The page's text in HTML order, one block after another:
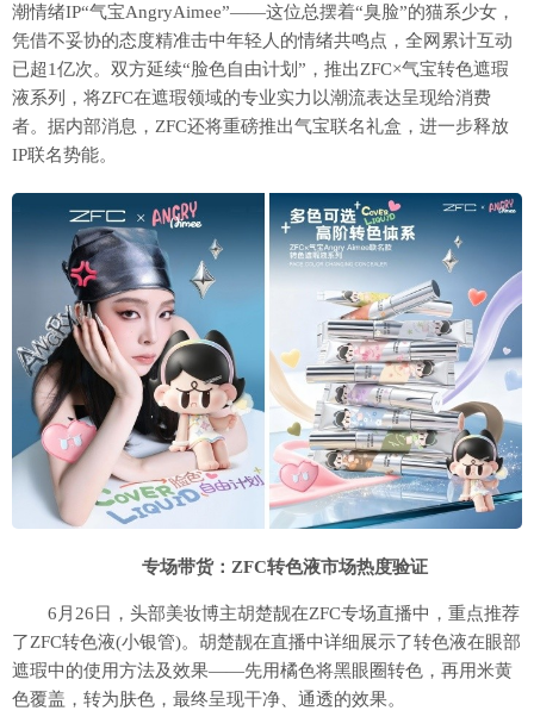
潮情绪IP“气宝AngryAimee”——这位总摆着“臭脸”的猫系少女，
凭借不妥协的态度精准击中年轻人的情绪共鸣点，全网累计互动
已超1亿次。双方延续“脸色自由计划”，推出ZFC×气宝转色遮瑕
液系列，将ZFC在遮瑕领域的专业实力以潮流表达呈现给消费
者。据内部消息，ZFC还将重磅推出气宝联名礼盒，进一步释放
IP联名势能。
专场带货：ZFC转色液市场热度验证
6月26日，头部美妆博主胡楚靓在ZFC专场直播中，重点推荐
了ZFC转色液(小银管)。胡楚靓在直播中详细展示了转色液在眼部
遮瑕中的使用方法及效果——先用橘色将黑眼圈转色，再用米黄
色覆盖，转为肤色，最终呈现干净、通透的效果。